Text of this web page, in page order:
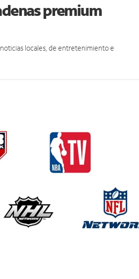
premium
locales, de entretenimiento e